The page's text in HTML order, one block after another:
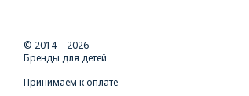
© 2014—2026
Бренды для детей
Принимаем к оплате